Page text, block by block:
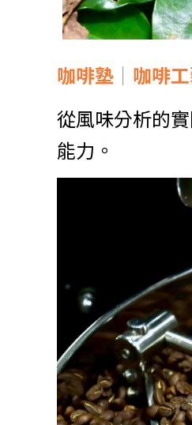
咖啡塾｜咖啡
從風味分析的
能力。